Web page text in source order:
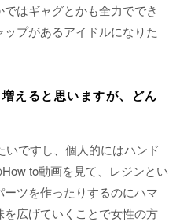
はギャグとかも全力ででき
プがあるアイドルになりた
えると思いますが、どん
ですし、個人的にはハンド
to動画を見て、レジンとい
ツを作ったりするのにハマ
広げていくことで女性の方